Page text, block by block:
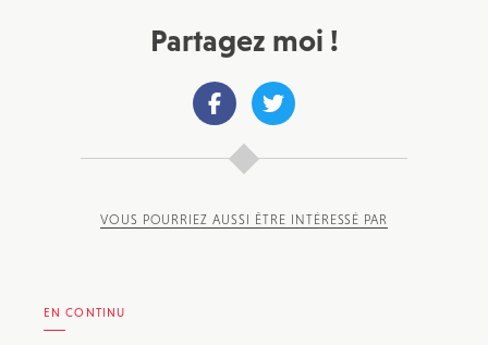
Partagez moi !
VOUS POURRIEZ AUSSI ÊTRE INTÉRESSÉ PAR
EN CONTINU